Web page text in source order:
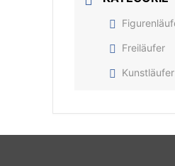
Freiläufer
Kunstläufer